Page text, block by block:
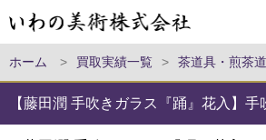
ホーム > 買取実績一覧 > 茶道具・煎茶
【藤田潤 手吹きガラス『踊』花入】